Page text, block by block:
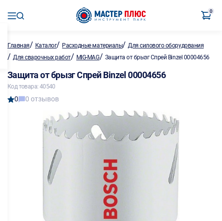
0
Главная/ Каталог/ Расходные материалы/Для силового оборудования
/ Для сварочных работ/ MIG-MAG/ Защита от брызг Спрей Binzel 00004656
Защита от брызг Спрей Binzel 00004656
Код товара: 40540
0 0 отзывов